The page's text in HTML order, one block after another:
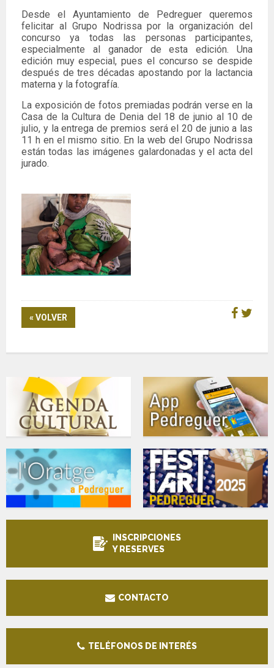
Desde el Ayuntamiento de Pedreguer queremos
felicitar al Grupo Nodrissa por la organización del
concurso ya todas las personas participantes,
especialmente al ganador de esta edición. Una
edición muy especial, pues el concurso se despide
después de tres décadas apostando por la lactancia
materna y la fotografía.
La exposición de fotos premiadas podrán verse en la
Casa de la Cultura de Denia del 18 de junio al 10 de
julio, y la entrega de premios será el 20 de junio a las
11 h en el mismo sitio. En la web del Grupo Nodrissa
están todas las imágenes galardonadas y el acta del
jurado.
« VOLVER
INSCRIPCIONES
Y RESERVES
CONTACTO
TELÉFONOS DE INTERÉS